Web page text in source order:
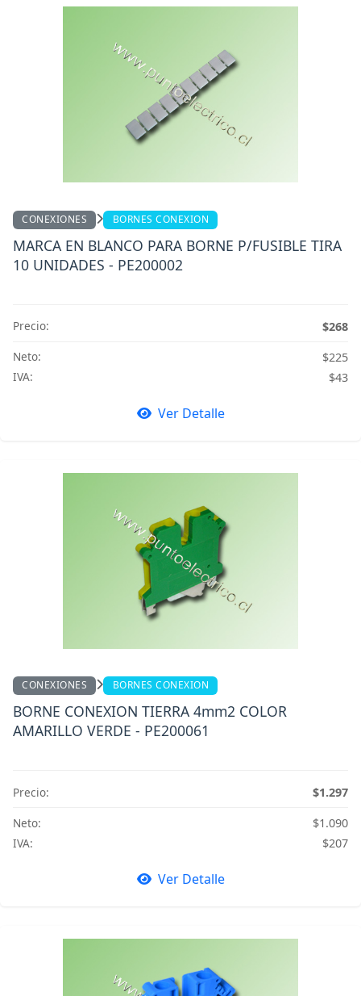
CONEXIONES BORNES CONEXION
MARCA EN BLANCO PARA BORNE P/FUSIBLE TIRA
10 UNIDADES - PE200002
Precio:
$268
Neto:
$225
IVA:
$43
Ver Detalle
CONEXIONES BORNES CONEXION
BORNE CONEXION TIERRA 4mm2 COLOR
AMARILLO VERDE - PE200061
Precio:
$1.297
Neto:
$1.090
IVA:
$207
Ver Detalle